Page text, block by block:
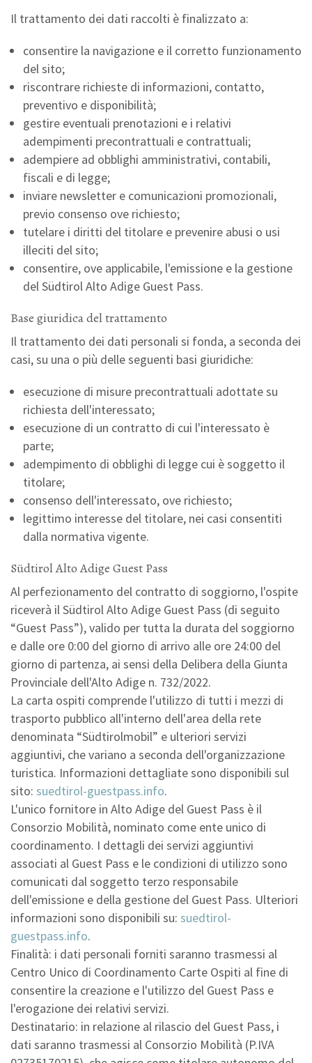
Il trattamento dei dati raccolti è finalizzato a:
consentire la navigazione e il corretto funzionamento
del sito;
riscontrare richieste di informazioni, contatto,
preventivo e disponibilità;
gestire eventuali prenotazioni e i relativi
adempimenti precontrattuali e contrattuali;
adempiere ad obblighi amministrativi, contabili,
fiscali e di legge;
inviare newsletter e comunicazioni promozionali,
previo consenso ove richiesto;
tutelare i diritti del titolare e prevenire abusi o usi
illeciti del sito;
consentire, ove applicabile, l'emissione e la gestione
del Südtirol Alto Adige Guest Pass.
Base giuridica del trattamento
Il trattamento dei dati personali si fonda, a seconda dei
casi, su una o più delle seguenti basi giuridiche:
esecuzione di misure precontrattuali adottate su
richiesta dell'interessato;
esecuzione di un contratto di cui l'interessato è
parte;
adempimento di obblighi di legge cui è soggetto il
titolare;
consenso dell'interessato, ove richiesto;
legittimo interesse del titolare, nei casi consentiti
dalla normativa vigente.
Südtirol Alto Adige Guest Pass
Al perfezionamento del contratto di soggiorno, l'ospite
riceverà il Südtirol Alto Adige Guest Pass (di seguito
“Guest Pass”), valido per tutta la durata del soggiorno
e dalle ore 0:00 del giorno di arrivo alle ore 24:00 del
giorno di partenza, ai sensi della Delibera della Giunta
Provinciale dell'Alto Adige n. 732/2022.
La carta ospiti comprende l'utilizzo di tutti i mezzi di
trasporto pubblico all'interno dell'area della rete
denominata “Südtirolmobil” e ulteriori servizi
aggiuntivi, che variano a seconda dell'organizzazione
turistica. Informazioni dettagliate sono disponibili sul
sito: suedtirol-guestpass.info.
L'unico fornitore in Alto Adige del Guest Pass è il
Consorzio Mobilità, nominato come ente unico di
coordinamento. I dettagli dei servizi aggiuntivi
associati al Guest Pass e le condizioni di utilizzo sono
comunicati dal soggetto terzo responsabile
dell'emissione e della gestione del Guest Pass. Ulteriori
informazioni sono disponibili su: suedtirol-
guestpass.info.
Finalità: i dati personali forniti saranno trasmessi al
Centro Unico di Coordinamento Carte Ospiti al fine di
consentire la creazione e l'utilizzo del Guest Pass e
l'erogazione dei relativi servizi.
Destinatario: in relazione al rilascio del Guest Pass, i
dati saranno trasmessi al Consorzio Mobilità (P.IVA